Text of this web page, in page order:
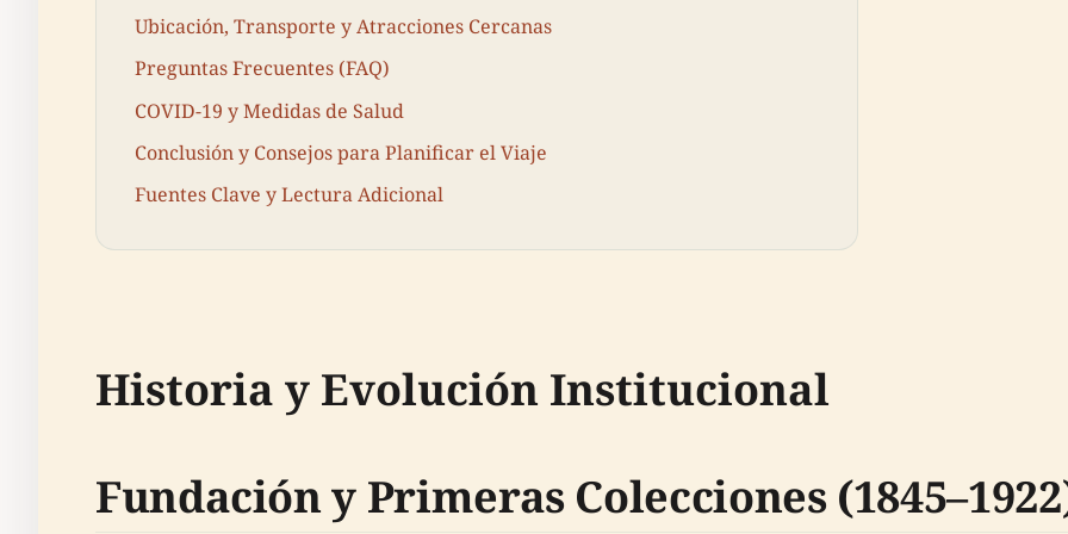
Ubicación, Transporte y Atracciones Cercanas
Preguntas Frecuentes (FAQ)
COVID-19 y Medidas de Salud
Conclusión y Consejos para Planificar el Viaje
Fuentes Clave y Lectura Adicional
Historia y Evolución Institucional
Fundación y Primeras Colecciones